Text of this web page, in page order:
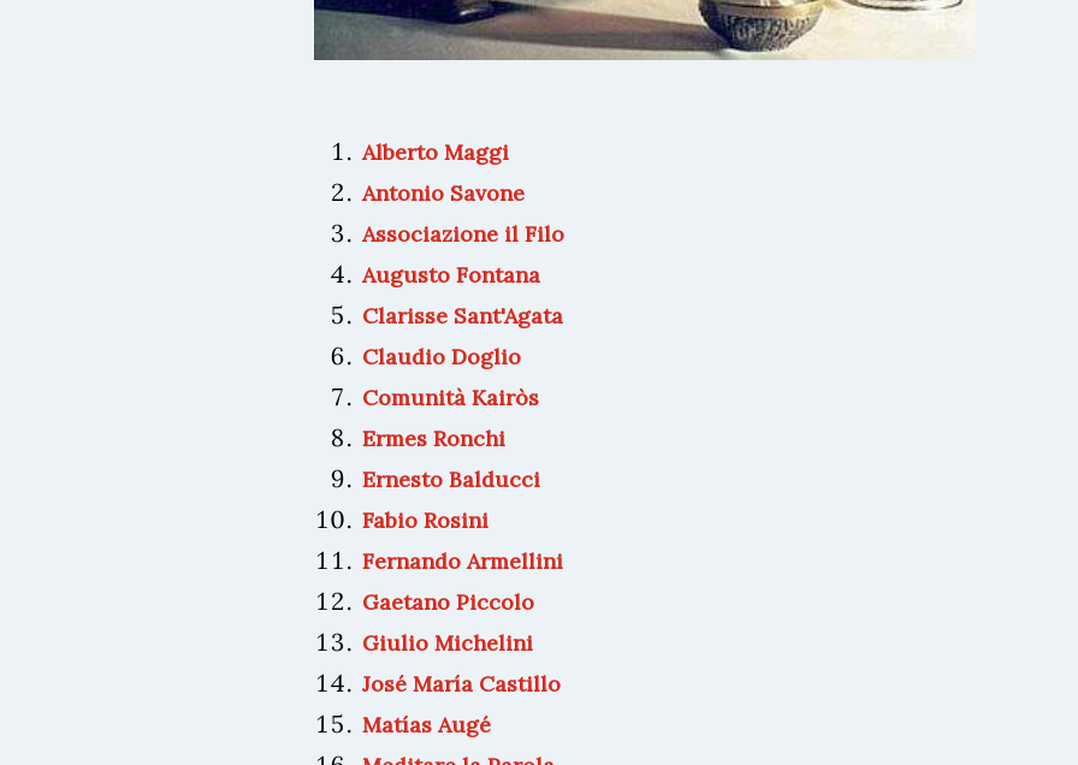
Alberto Maggi
Antonio Savone
Associazione il Filo
Augusto Fontana
Clarisse Sant'Agata
Claudio Doglio
Comunità Kairòs
Ermes Ronchi
Ernesto Balducci
Fabio Rosini
Fernando Armellini
Gaetano Piccolo
Giulio Michelini
José María Castillo
Matías Augé